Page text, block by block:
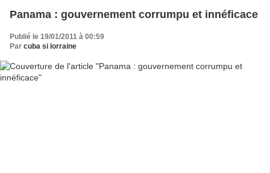
Panama : gouvernement corrumpu et innéficace
Publié le 19/01/2011 à 00:59
Par cuba si lorraine